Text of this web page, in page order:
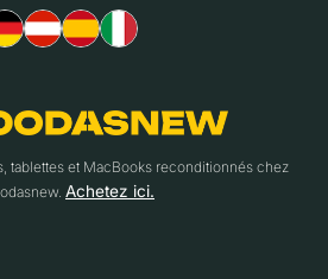
tablettes et MacBooks reconditionnés chez
Achetez ici.